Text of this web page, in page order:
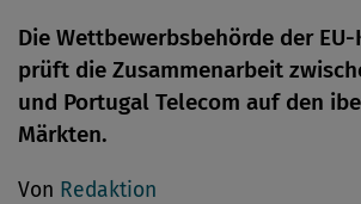
Die Wettbewerbsbehörde der
prüft die Zusammenarbeit
und Portugal Telecom auf den
Märkten.
Von Redaktion